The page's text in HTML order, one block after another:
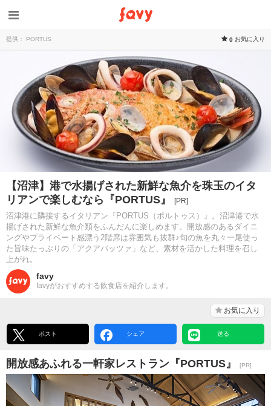
提供： PORTUS 0 お気に入り
【沼津】港で水揚げされた新鮮な魚介を珠玉のイタ
リアンで楽しむなら『PORTUS』
[PR]
沼津港に隣接するイタリアン『PORTUS（ポルトゥス）』。沼津港で水
揚げされた新鮮な魚介類をふんだんに楽しめます。開放感のあるダイニ
ングやプライベート感漂う2階席は雰囲気も抜群♪旬の魚を丸々一尾使っ
た旨味たっぷりの「アクアパッツァ」など、素材を活かした料理を召し
上がれ。
favy
favyがおすすめする飲食店を紹介します。
お気に入り
ポスト シェア 送る
開放感あふれる一軒家レストラン『PORTUS』 [PR]